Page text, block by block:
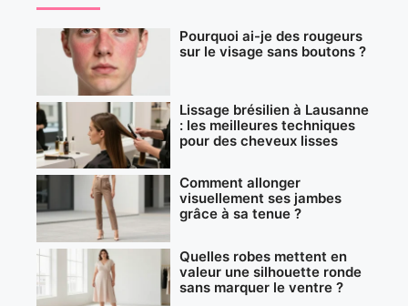
Pourquoi ai-je des rougeurs
sur le visage sans boutons ?
Lissage brésilien à Lausanne
: les meilleures techniques
pour des cheveux lisses
Comment allonger
visuellement ses jambes
grâce à sa tenue ?
Quelles robes mettent en
valeur une silhouette ronde
sans marquer le ventre ?